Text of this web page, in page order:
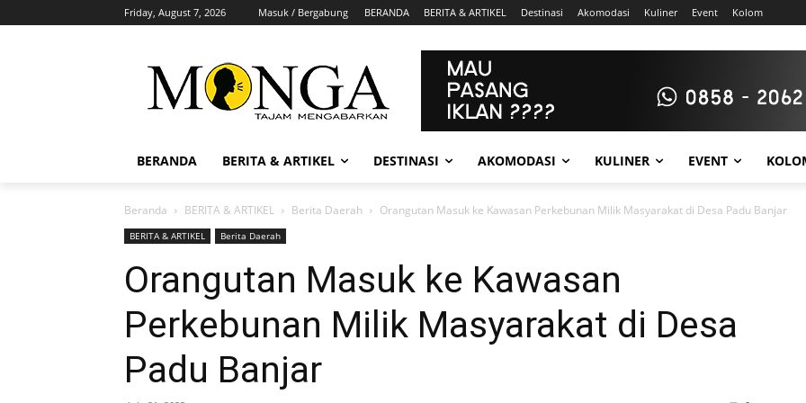
Friday, August 7, 2026 Masuk / Bergabung BERANDA BERITA & ARTIKEL Destinasi Akomodasi Kuliner Event Kolom
BERANDA BERITA & ARTIKEL DESTINASI AKOMODASI KULINER EVENT
Beranda BERITA & ARTIKEL Berita Daerah Orangutan Masuk ke Kawasan Perkebunan Milik Masyarakat di Desa Padu Banjar
BERITA & ARTIKEL Berita Daerah
Orangutan Masuk ke Kawasan
Perkebunan Milik Masyarakat di Desa
Padu Banjar